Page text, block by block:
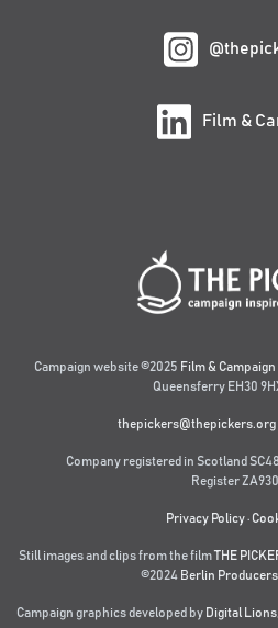
Film &
Campaign website ©2025 Film & Campaign
Queensferry EH30
thepickers@thepickers.org
Company registered in Scotland
Register
Privacy Policy·
Still images and clips from the filmTHE
©2024 Berlin Producers
Campaign graphics developed by Digital Lions